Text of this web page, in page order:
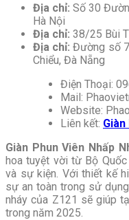
Địa chỉ: Số 30
Hà Nội
Địa chỉ: 38/25 Bùi
Địa chỉ: Đường số 7
Chiểu, Đà Nẵng
Điện Thoại:
Mail:
Website:
Liên kết: Giàn
Giàn Phun Viên Nhấp
hoa tuyệt vời từ Bộ
và sự kiện. Với thiết kế
sự an toàn trong sử
nháy của Z121 sẽ giúp
trong năm 2025.